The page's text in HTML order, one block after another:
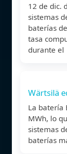
12 de dic.
sistemas
baterías
tasa
durante el
Wärtsilä
La batería
MWh, lo
sistemas
baterías